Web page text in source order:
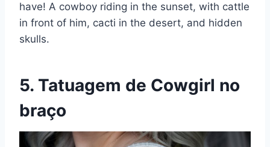
have! A cowboy riding in the sunset, with cattle
in front of him, cacti in the desert, and hidden
skulls.
5. Tatuagem de Cowgirl no
braço